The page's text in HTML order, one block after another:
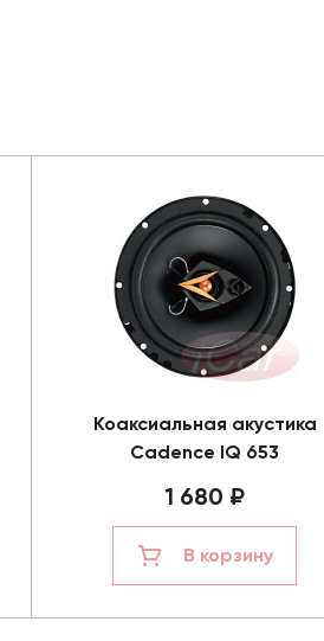
Коаксиальная акустика
Cadence IQ 653
1 680 ₽
В корзину